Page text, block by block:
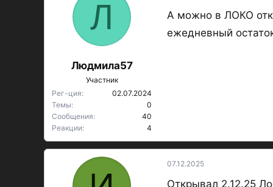
и
Л
Людмила57
Участник
Рег-ция
02.07.2024
Темы
0
Сообщения
40
Реакции
4
А можно в ЛОКО
ежедневный
07.12.2025
Открывал 2.12.25